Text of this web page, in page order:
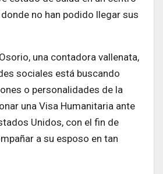
no han podido llegar sus
una contadora vallenata,
sociales está buscando
o personalidades de la
una Visa Humanitaria ante
Unidos, con el fin de
a su esposo en tan